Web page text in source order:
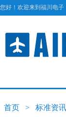
您好！欢迎来到福川电子
首页 > 标准资讯